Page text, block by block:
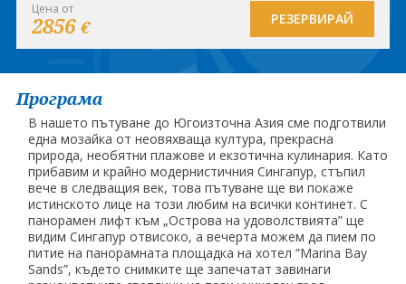
РЕЗЕРВИРАЙ
Цена от
2856 €
Програма
В нашето пътуване до Югоизточна Азия сме подготвили
една мозайка от неовяхваща култура, прекрасна
природа, необятни плажове и екзотична кулинария. Като
прибавим и крайно модернистичния Сингапур, стъпил
вече в следващия век, това пътуване ще ви покаже
истинското лице на този любим на всички континет. С
панорамен лифт към „Острова на удоволствията” ще
видим Сингапур отвисоко, а вечерта можем да пием по
питие на панорамната площадка на хотел “Marina Bay
Sands”, където снимките ще запечатат завинаги